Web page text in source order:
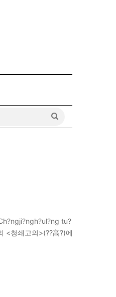
tu?
<청쇄고의>(??高?)에